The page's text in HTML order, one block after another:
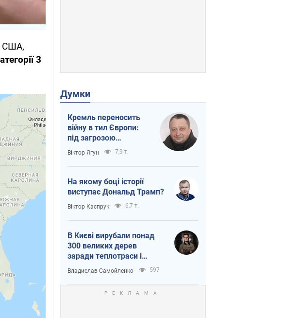
США,
3
Думки
Кремль переносить
війну в тил Європи:
під загрозою
критична логістика
Віктор Ягун 7,9 т.
На якому боці історії
виступає Дональд Трамп?
Віктор Каспрук 6,7 т.
В Києві вирубали понад
300 великих дерев
заради теплотраси і
всупереч Генплану
Владислав Самойленко 597